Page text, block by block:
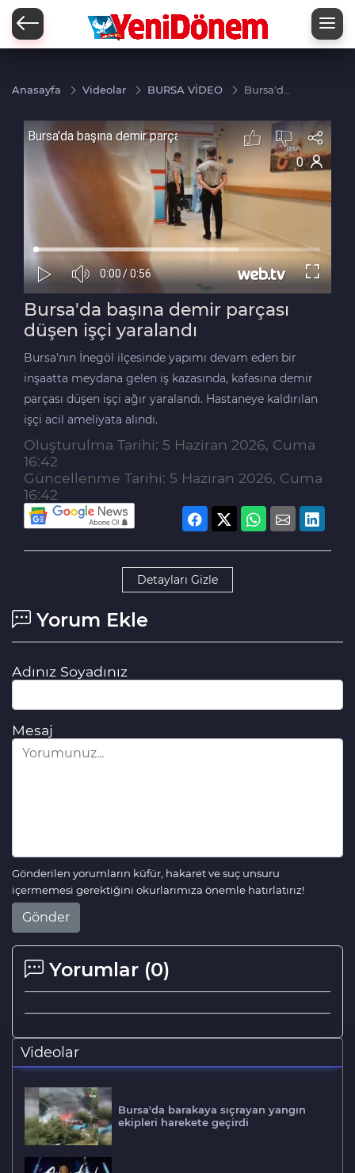
Anasayfa Videolar BURSA VİDEO
Bursa'da
parçası
düşen
yaralandı
Bursa'da başına demir parçası
düşen işçi yaralandı
Bursa'nın İnegöl ilçesinde yapımı devam eden bir
inşaatta meydana gelen iş kazasında, kafasına demir
parçası düşen işçi ağır yaralandı. Hastaneye kaldırılan
işçi acil ameliyata alındı.
Oluşturulma Tarihi: 5 Haziran 2026, Cuma
16:42
Güncellenme Tarihi: 5 Haziran 2026, Cuma
16:42
Detayları Gizle
Yorum Ekle
Adınız Soyadınız
Mesaj
Gönderilen yorumların küfür, hakaret ve suç unsuru
içermemesi gerektiğini okurlarımıza önemle hatırlatırız!
Gönder
Yorumlar (0)
Videolar
Bursa'da barakaya sıçrayan yangın
ekipleri harekete geçirdi